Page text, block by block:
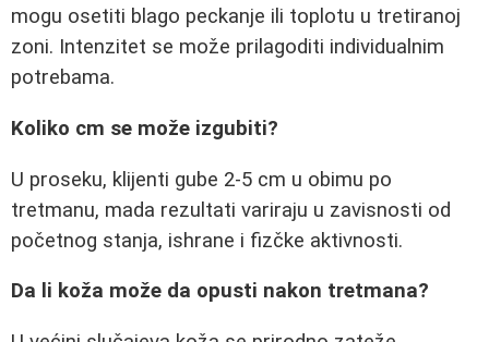
mogu osetiti blago peckanje ili toplotu u tretiranoj
zoni. Intenzitet se može prilagoditi individualnim
potrebama.
Koliko cm se može izgubiti?
U proseku, klijenti gube 2-5 cm u obimu po
tretmanu, mada rezultati variraju u zavisnosti od
početnog stanja, ishrane i fizčke aktivnosti.
Da li koža može da opusti nakon tretmana?